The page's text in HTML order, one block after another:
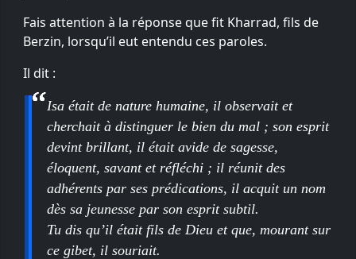
Fais attention à la réponse que fit Kharrad, fils de
Berzin, lorsqu’il eut entendu ces paroles.
Il dit :
Isa était de nature humaine, il observait et
cherchait à distinguer le bien du mal ; son esprit
devint brillant, il était avide de sagesse,
éloquent, savant et réfléchi ; il réunit des
adhérents par ses prédications, il acquit un nom
dès sa jeunesse par son esprit subtil.
Tu dis qu’il était fils de Dieu et que, mourant sur
ce gibet, il souriait.